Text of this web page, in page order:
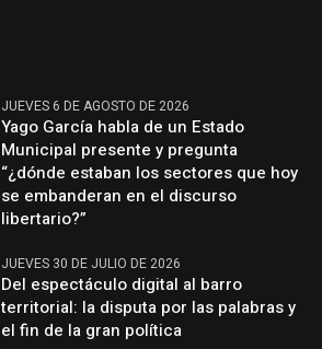
JUEVES 6 DE AGOSTO DE 2026
Yago García habla de un Estado
Municipal presente y pregunta
“¿dónde estaban los sectores que hoy
se embanderan en el discurso
libertario?”
JUEVES 30 DE JULIO DE 2026
Del espectáculo digital al barro
territorial: la disputa por las palabras y
el fin de la gran política